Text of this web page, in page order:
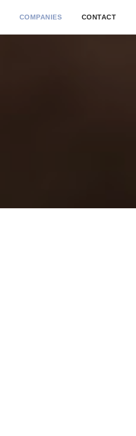
COMPANIES CONTACT